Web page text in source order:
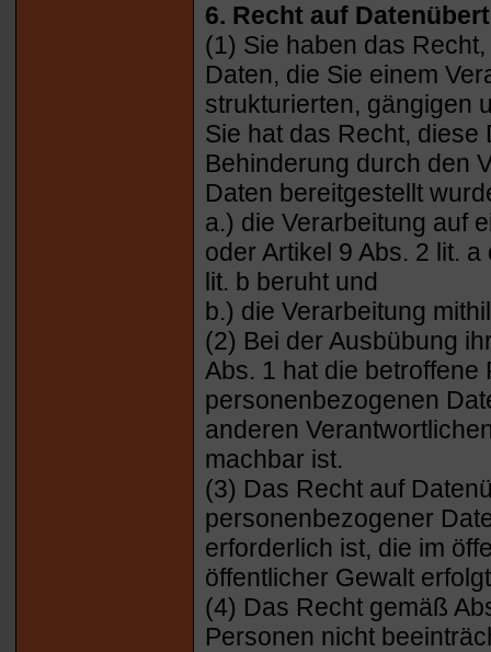
6. Recht auf
(1) Sie haben das
Daten, die Sie einem
strukturierten, gängigen
Sie hat das Recht,
Behinderung durch den
Daten bereitgestellt
a.) die Verarbeitung auf
oder Artikel 9 Abs. 2 lit.
lit. b beruht und
b.) die Verarbeitung
(2) Bei der Ausbübung
Abs. 1 hat die
personenbezogenen
anderen
machbar ist.
(3) Das Recht auf
personenbezogener
erforderlich ist, die im
öffentlicher Gewalt
(4) Das Recht gemäß
Personen nicht